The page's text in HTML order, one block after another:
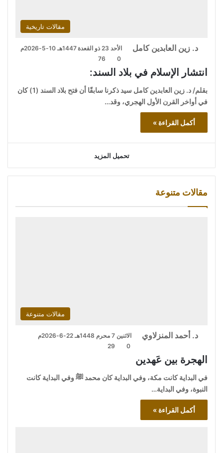
مقالات تاريخية
د. زين العابدين كامل
الأحد 23 ذو القعدة 1447هـ 10-5-2026م
0
76
انتشار الإسلام في بلاد السند:
بقلم/ د. زين العابدين كامل سيد ذكرنا سابقًا أن فتح بلاد السند (1) كان
في أواخر القرن الأول الهجري، وقد…
أكمل القراءة »
تحميل المزيد
مقالات متنوعة
مقالات متنوعة
د. أحمد المنزلاوي
الاثنين 7 محرم 1448هـ 22-6-2026م
0
29
الهجرة بين عَهدين
في البداية كانت مكة، وفي البداية كان محمد ﷺ وفي البداية كانت
النبوة، وفي البداية…
أكمل القراءة »